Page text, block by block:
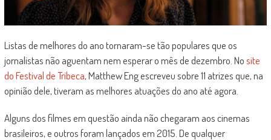
Listas de melhores do ano tornaram-se tão populares que os
jornalistas não aguentam nem esperar o mês de dezembro. Nosite
do Festival de Tribeca, Matthew Eng escreveu sobre 11 atrizes que, na
opinião dele, tiveram as melhores atuações do ano até agora.
Alguns dos filmes em questão ainda não chegaram aos cinemas
brasileiros, e outros foram lançados em 2015. De qualquer